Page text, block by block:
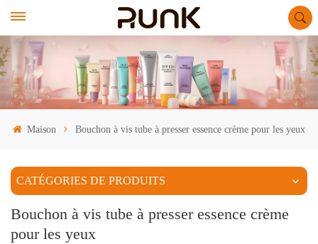
Maison Bouchon à vis tube à presser essence crème pour les yeux
CATÉGORIES DE PRODUITS
Bouchon à vis tube à presser essence crème
pour les yeux